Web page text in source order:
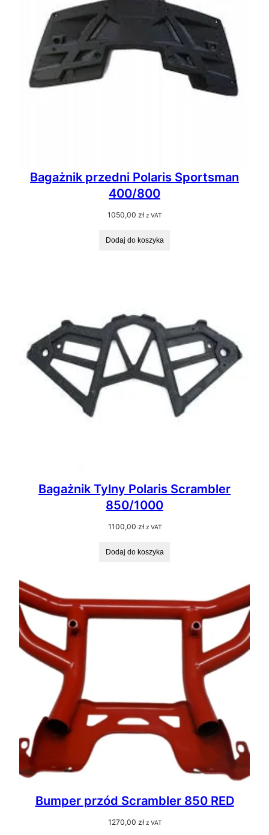
Bagażnik przedni Polaris Sportsman
400/800
1050,00 zł z VAT
Dodaj do koszyka
Bagażnik Tylny Polaris Scrambler
850/1000
1100,00 zł z VAT
Dodaj do koszyka
Bumper przód Scrambler 850 RED
1270,00 zł z VAT